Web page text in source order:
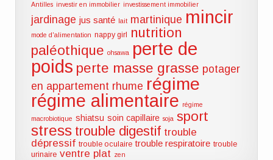
Antilles investir en immobilier investissement immobilier
jardinage jus santé lait martinique mincir
mode d'alimentation nappy girl
nutrition
paléothique ohsawa
perte de
poids perte masse grasse potager
en appartement rhume régime
régime alimentaire régime
macrobiotique shiatsu soin capillaire soja sport
stress trouble digestif trouble
dépressif trouble oculaire trouble respiratoire trouble
urinaire ventre plat zen